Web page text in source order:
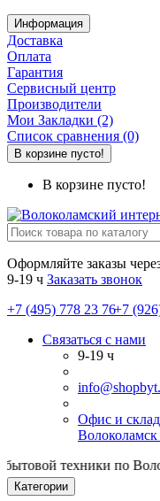
Информация
Доставка
Оплата
Гарантия
Сервисный центр
Производители
Мои Закладки (2)
Список сравнения (0)
В корзине пусто!
В корзине пусто!
Оформляйте заказы
9-19 ч Заказать звонок
+7 (495) 778 23 76+7
Связаться с нами
9-19 ч
Офис и
Категории